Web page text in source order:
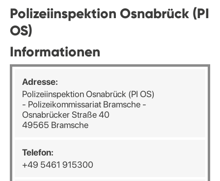
Polizeiinspektion Osnabrück (PI
OS)
Informationen
Adresse:
Polizeiinspektion Osnabrück (PI OS)
- Polizeikommissariat Bramsche -
Osnabrücker Straße 40
49565 Bramsche
Telefon:
+49 5461 915300